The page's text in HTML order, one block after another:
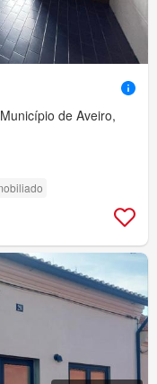
de Aveiro,